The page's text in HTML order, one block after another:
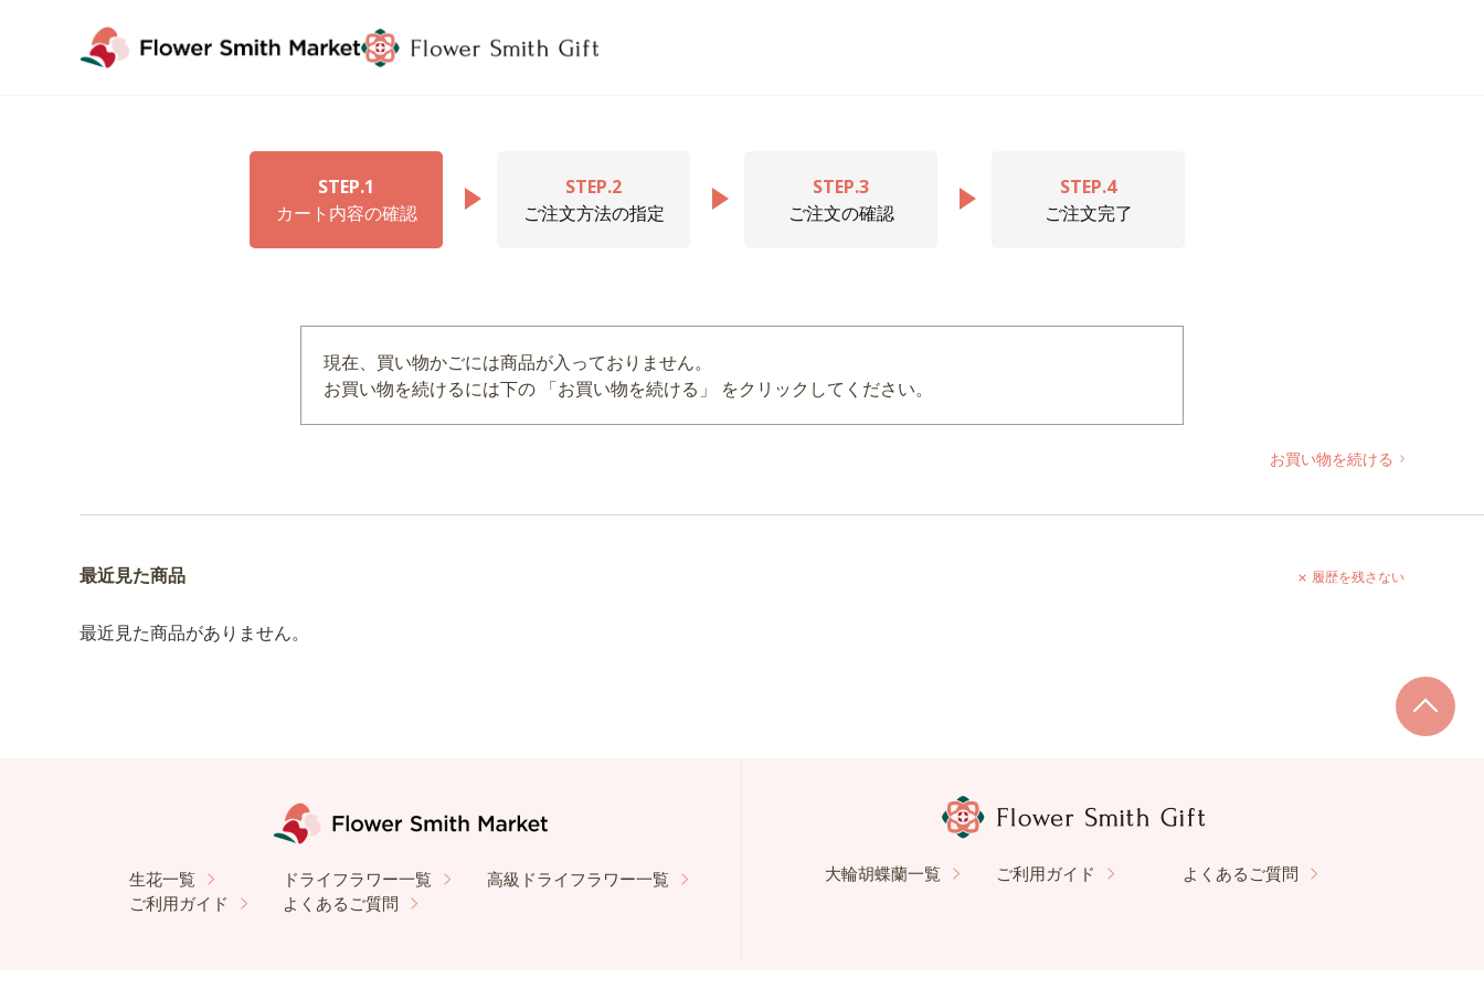
STEP.1
カート内容の確認
STEP.2
ご注文方法の指定
STEP.3
ご注文の確認
STEP.4
ご注文完了
現在、買い物かごには商品が入っておりません。
お買い物を続けるには下の 「お買い物を続ける」 をクリックしてください。
お買い物を続ける
最近見た商品 履歴を残さない
最近見た商品がありません。
生花一覧 ドライフラワー一覧
高級ドライフラワー一覧
ご利用ガイド
よくあるご質問
大輪胡蝶蘭一覧 ご利用ガイド よくあるご質問